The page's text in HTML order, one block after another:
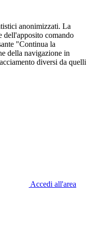
anonimizzati. La
dell'apposito comando
"Continua la
della navigazione in
diversi da quelli
Accedi all'area